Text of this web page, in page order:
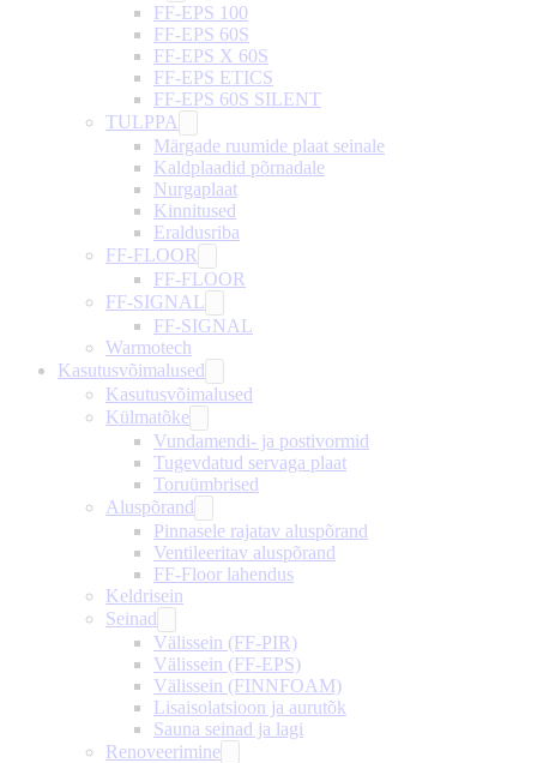
FF-EPS 100
FF-EPS 60S
FF-EPS X 60S
FF-EPS ETICS
FF-EPS 60S SILENT
TULPPA
Märgade ruumide plaat seinale
Kaldplaadid põrnadale
Nurgaplaat
Kinnitused
Eraldusriba
FF-FLOOR
FF-FLOOR
FF-SIGNAL
FF-SIGNAL
Warmotech
Kasutusvõimalused
Kasutusvõimalused
Külmatõke
Vundamendi- ja postivormid
Tugevdatud servaga plaat
Toruümbrised
Aluspõrand
Pinnasele rajatav aluspõrand
Ventileeritav aluspõrand
FF-Floor lahendus
Keldrisein
Seinad
Välissein (FF-PIR)
Välissein (FF-EPS)
Välissein (FINNFOAM)
Lisaisolatsioon ja aurutõk
Sauna seinad ja lagi
Renoveerimine